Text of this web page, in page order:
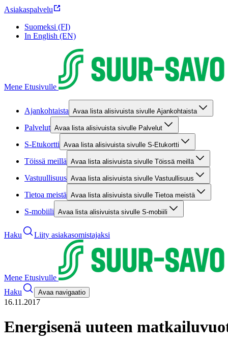
Asiakaspalvelu
Suomeksi (FI)
In English (EN)
Mene Etusivulle
Ajankohtaista Avaa lista alisivuista sivulle Ajankohtaista
Palvelut Avaa lista alisivuista sivulle Palvelut
S-Etukortti Avaa lista alisivuista sivulle S-Etukortti
Töissä meillä Avaa lista alisivuista sivulle Töissä meillä
Vastuullisuus Avaa lista alisivuista sivulle Vastuullisuus
Tietoa meistä Avaa lista alisivuista sivulle Tietoa meistä
S-mobiili Avaa lista alisivuista sivulle S-mobiili
Haku Liity asiakasomistajaksi
Mene Etusivulle
Haku
Avaa navigaatio
16.11.2017
Energisenä uuteen